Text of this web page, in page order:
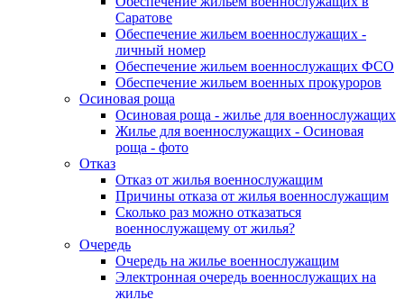
Саратове
Обеспечение жильем военнослужащих -
личный номер
Обеспечение жильем военнослужащих ФСО
Обеспечение жильем военных прокуроров
Осиновая роща
Осиновая роща - жилье для военнослужащих
Жилье для военнослужащих - Осиновая
роща - фото
Отказ
Отказ от жилья военнослужащим
Причины отказа от жилья военнослужащим
Сколько раз можно отказаться
военнослужащему от жилья?
Очередь
Очередь на жилье военнослужащим
Электронная очередь военнослужащих на
жилье